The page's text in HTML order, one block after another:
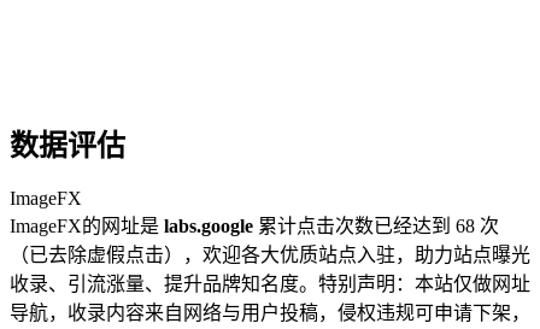
数据评估
ImageFX
ImageFX的网址是 labs.google 累计点击次数已经达到 68 次
（已去除虚假点击），欢迎各大优质站点入驻，助力站点曝光
收录、引流涨量、提升品牌知名度。特别声明：本站仅做网址
导航，收录内容来自网络与用户投稿，侵权违规可申请下架，